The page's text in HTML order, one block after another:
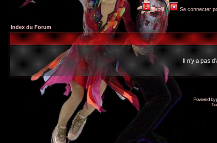
Profil Se connecter
Index du Forum
Il n'y a pas
Powered by